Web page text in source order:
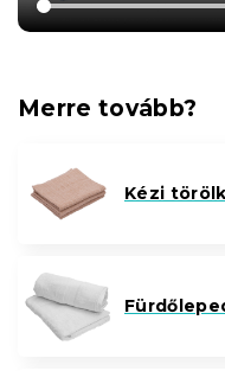
Merre tovább?
Kézi